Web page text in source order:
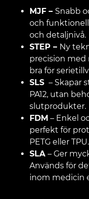
MJF – Snabb
och
och detaljnivå.
STEP – Ny
precision med
bra för
SLS – Skapar
PA12, utan
slutprodukter.
FDM – Enkel
perfekt för
PETG eller TPU.
SLA – Ger
Används för
inom medicin